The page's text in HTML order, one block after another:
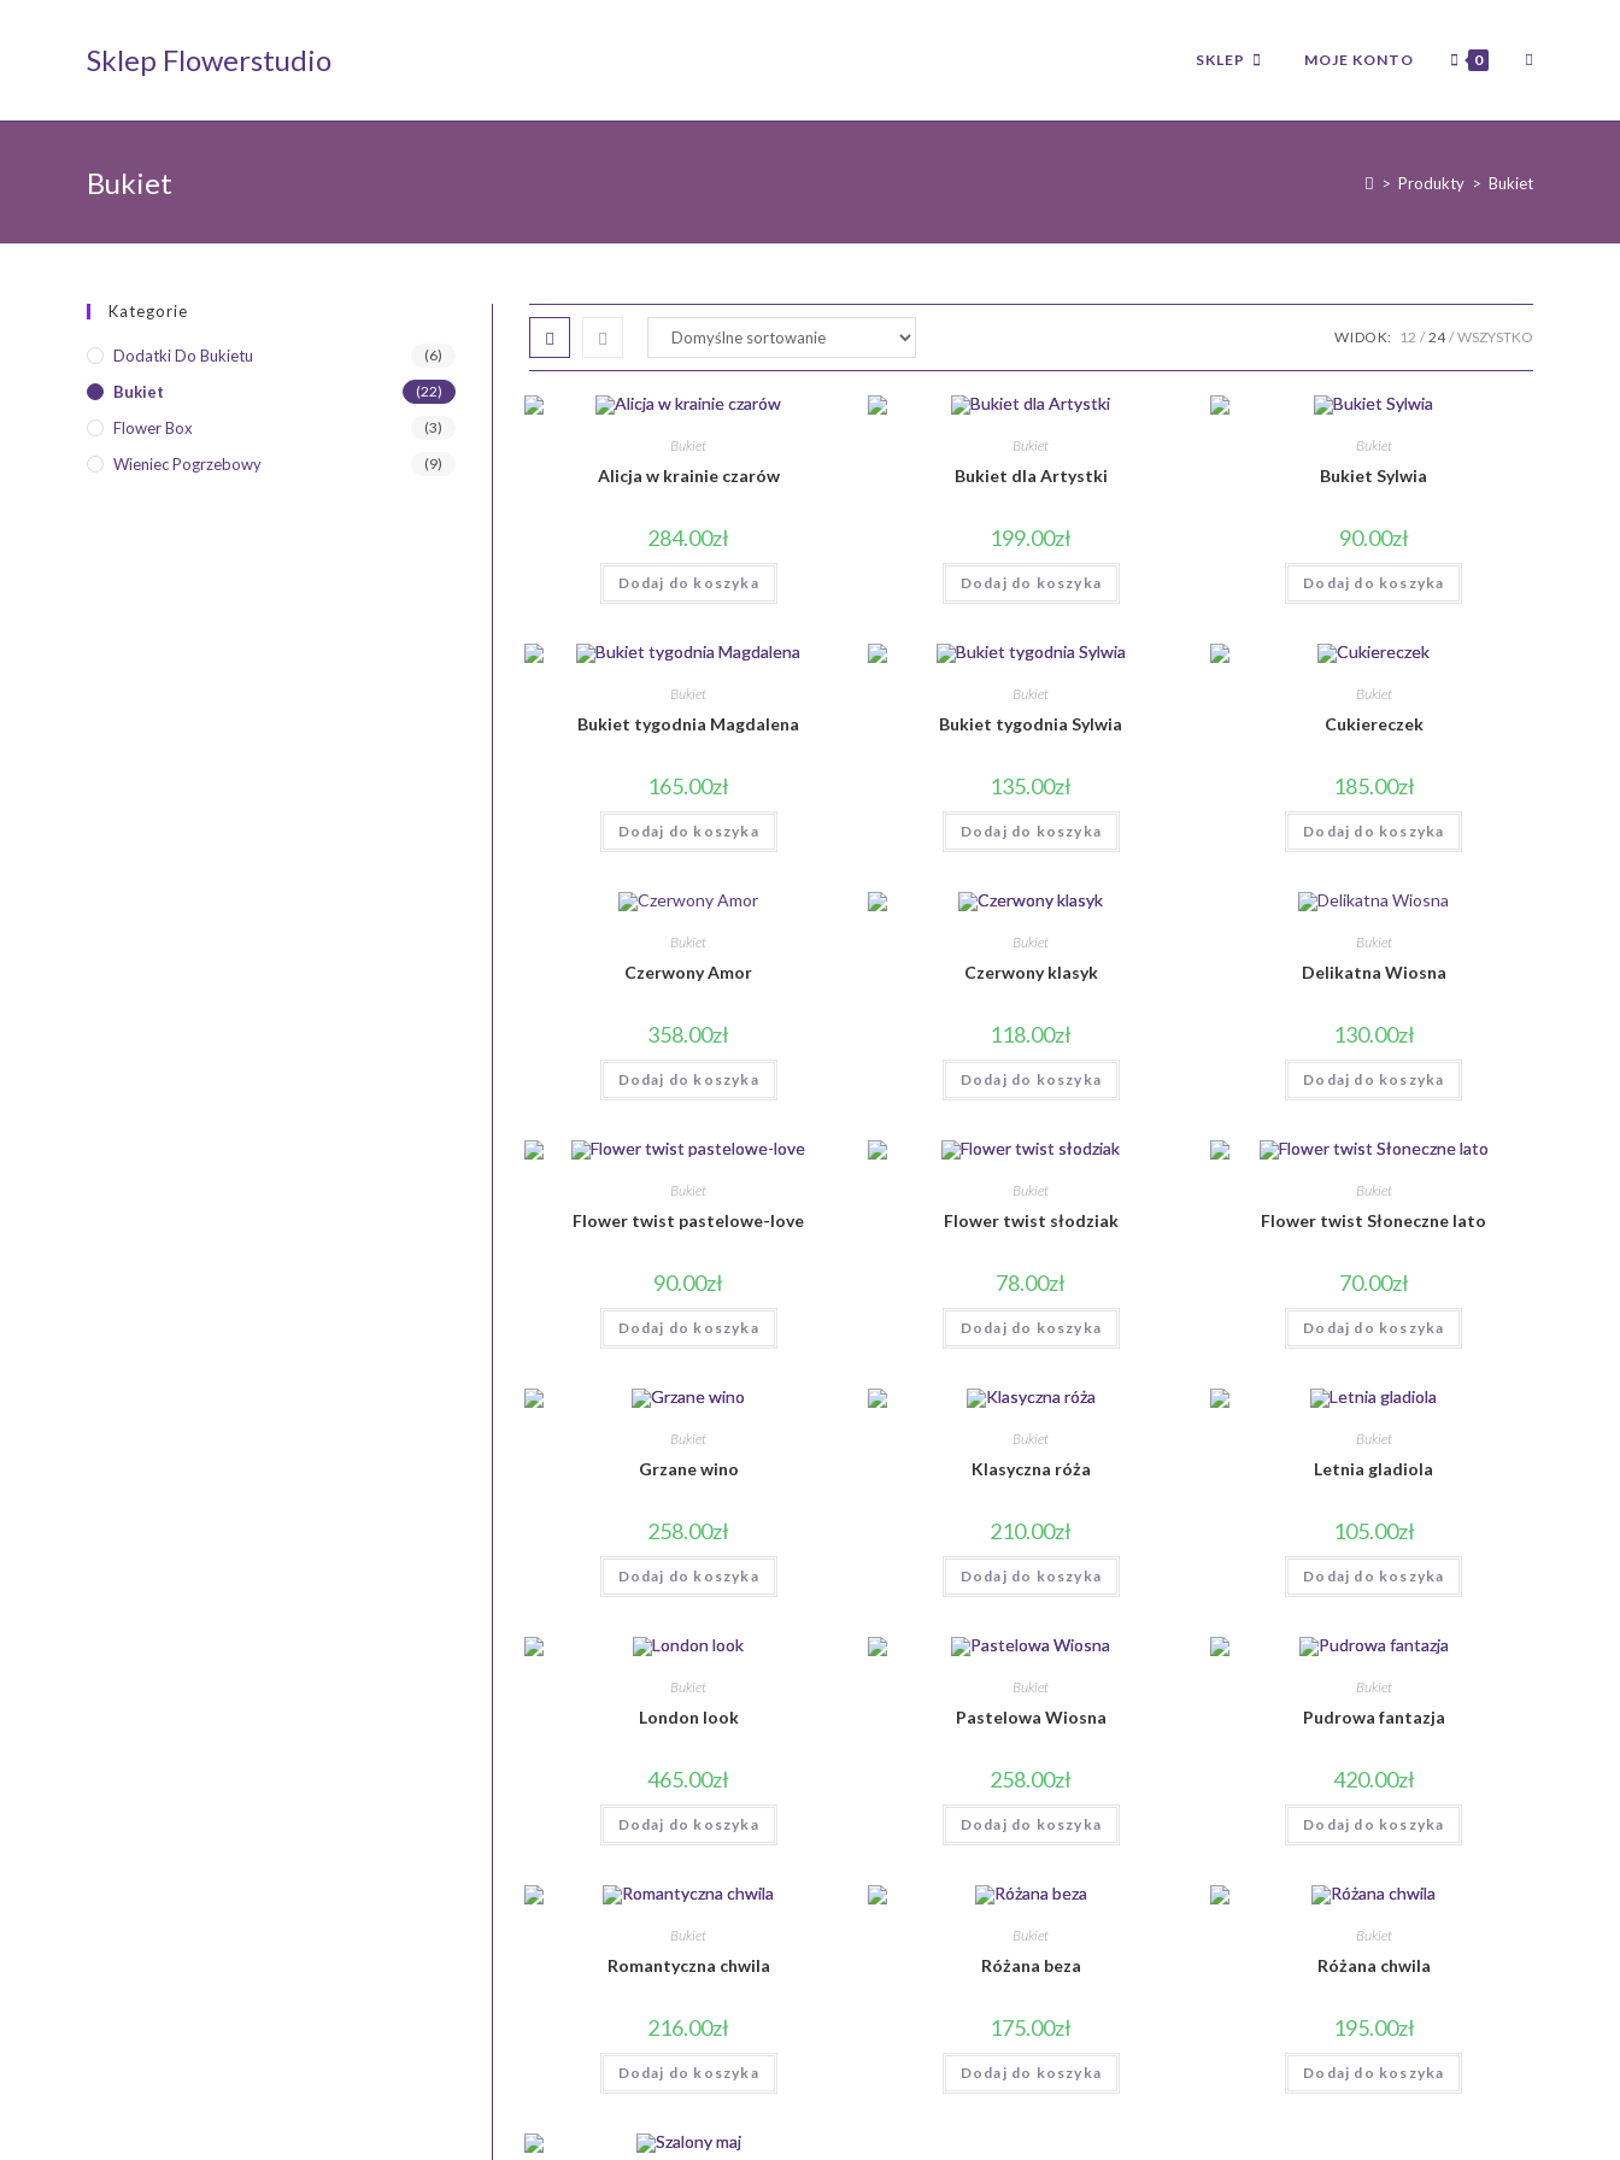
Sklep Flowerstudio SKLEP MOJE KONTO 0 TOGGLE
WEBSITE
SEARCH
Bukiet > Produkty > Bukiet
WIDOK: 12 24 WSZYSTKO
Bukiet
Alicja w krainie czarów
284.00zł
Dodaj do koszyka
Bukiet
Bukiet dla Artystki
199.00zł
Dodaj do koszyka
Bukiet
Bukiet Sylwia
90.00zł
Dodaj do koszyka
Bukiet
Bukiet tygodnia Magdalena
165.00zł
Dodaj do koszyka
Bukiet
Bukiet tygodnia Sylwia
135.00zł
Dodaj do koszyka
Bukiet
Cukiereczek
185.00zł
Dodaj do koszyka
Bukiet
Czerwony Amor
358.00zł
Dodaj do koszyka
Bukiet
Czerwony klasyk
118.00zł
Dodaj do koszyka
Bukiet
Delikatna Wiosna
130.00zł
Dodaj do koszyka
Bukiet
Flower twist pastelowe-love
90.00zł
Dodaj do koszyka
Bukiet
Flower twist słodziak
78.00zł
Dodaj do koszyka
Bukiet
Flower twist Słoneczne lato
70.00zł
Dodaj do koszyka
Bukiet
Grzane wino
258.00zł
Dodaj do koszyka
Bukiet
Klasyczna róża
210.00zł
Dodaj do koszyka
Bukiet
Letnia gladiola
105.00zł
Dodaj do koszyka
Bukiet
London look
465.00zł
Dodaj do koszyka
Bukiet
Pastelowa Wiosna
258.00zł
Dodaj do koszyka
Bukiet
Pudrowa fantazja
420.00zł
Dodaj do koszyka
Bukiet
Romantyczna chwila
216.00zł
Dodaj do koszyka
Bukiet
Różana beza
175.00zł
Dodaj do koszyka
Bukiet
Różana chwila
195.00zł
Dodaj do koszyka
Kategorie
Dodatki Do Bukietu (6)
Bukiet (22)
Flower Box (3)
Wieniec Pogrzebowy (9)